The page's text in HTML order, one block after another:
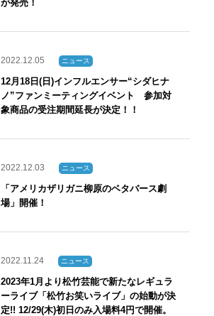
が発売！
2022.12.05 ニュース
12月18日(日)インフルエンサー“シダヒナ
ノ”ファンミーティングイベント 参加対
象商品の受注期間延長が決定！！
2022.12.03 ニュース
「アメリカザリガニ柳原のベタバース劇
場」開催！
2022.11.24 ニュース
2023年1月より松竹芸能で新たなレギュラ
ーライブ「松竹お笑いライブ」の始動が決
定!! 12/29(木)初日のみ入場料4円で開催。